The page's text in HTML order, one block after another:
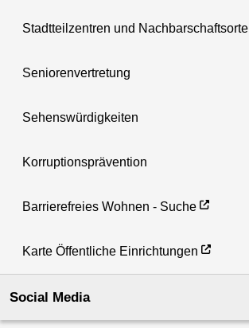
Stadtteilzentren und Nachbarschaftsorte
Seniorenvertretung
Sehenswürdigkeiten
Korruptionsprävention
Barrierefreies Wohnen - Suche
Karte Öffentliche Einrichtungen
Social Media